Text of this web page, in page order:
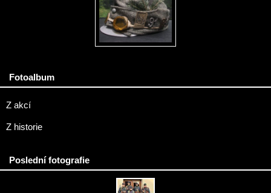
Fotoalbum
Z akcí
Z historie
Poslední fotografie